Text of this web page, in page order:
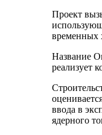
Проект
временных
Название
реализует
ввода в
ядерного